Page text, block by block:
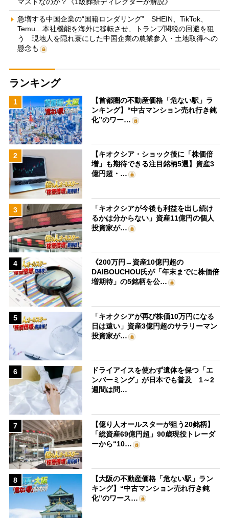
急増する中国企業の“国籍ロンダリング” SHEIN、TikTok、
Temu…本社機能を海外に移転させ、トランプ関税の回避を狙
う 現地人を隠れ蓑にした中国企業の農業参入・土地取得への
懸念も
ランキング
1
【首都圏の不動産価格「危ない駅」ラ
ンキング】“中古マンション売れ行き鈍
化”のワー…
2
【キオクシア・ショック後に「株価倍
増」も期待できる注目銘柄5選】資産3
億円超・…
3
「キオクシアが今後も利益を出し続け
るかは分からない」資産11億円の個人
投資家が…
4
《200万円→資産10億円超の
DAIBOUCHOU氏が「年末までに株価倍
増期待」の5銘柄を公…
5
「キオクシアが再び株価10万円になる
日は遠い」資産3億円超のサラリーマン
投資家が…
6
ドライアイスを使わず遺体を保つ「エ
ンバーミング」が日本でも普及 1～2
週間は問…
7
【億り人オールスターが狙う20銘柄】
「総資産69億円超」90歳現役トレーダ
ーから“10…
8
【大阪の不動産価格「危ない駅」ラン
キング】“中古マンション売れ行き鈍
化”のワース…